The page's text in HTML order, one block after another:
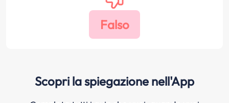
Scopri la spiegazione nell'App